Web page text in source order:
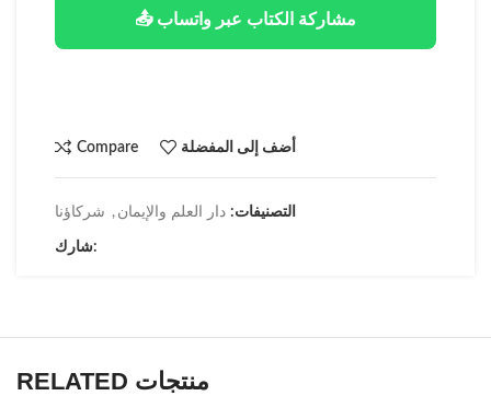
📤 مشاركة الكتاب عبر واتساب
Compare أضف إلى المفضلة
التصنيفات: دار العلم والإيمان , شركاؤنا
شارك:
RELATED منتجات